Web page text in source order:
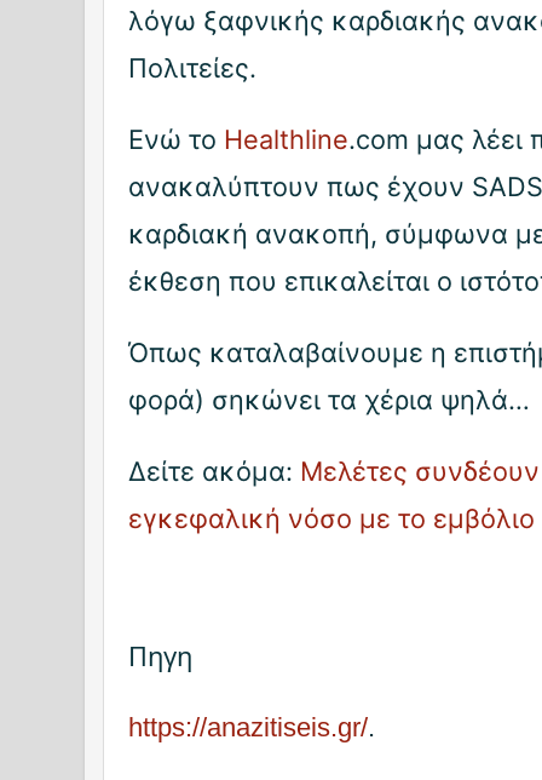
λόγω ξαφνικής καρδιακής
Πολιτείες.
Ενώ το Healthline.com μας λέει
ανακαλύπτουν πως έχουν
καρδιακή ανακοπή, σύμφωνα με
έκθεση που επικαλείται ο
Όπως καταλαβαίνουμε η
φορά) σηκώνει τα χέρια ψηλά…
Δείτε ακόμα: Μελέτες
εγκεφαλική νόσο με το
Πηγη
https://anazitiseis.gr/.